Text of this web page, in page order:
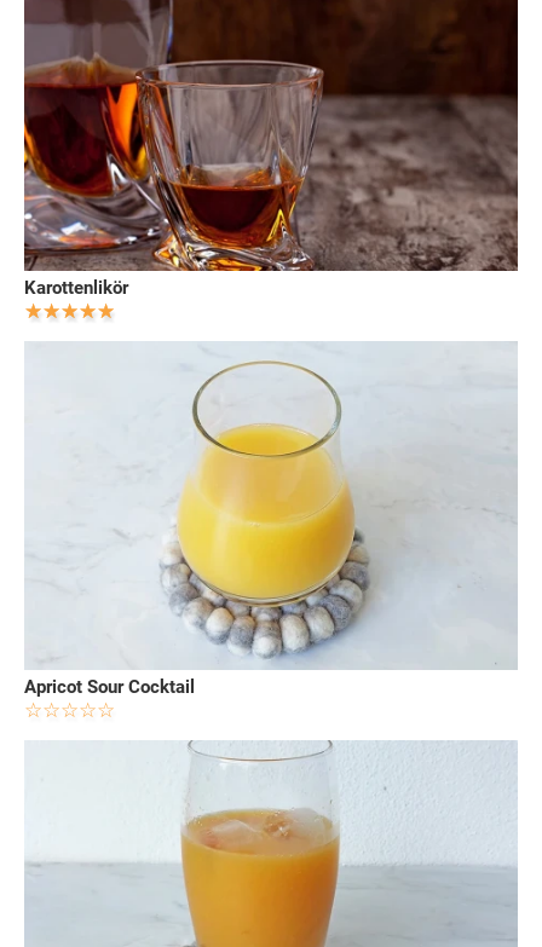
Karottenlikör
Apricot Sour Cocktail